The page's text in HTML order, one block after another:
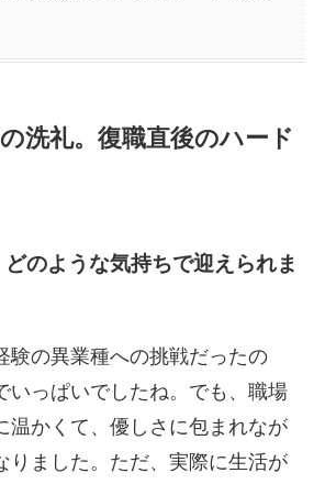
洗礼。復職直後のハード
のような気持ちで迎えられま
験の異業種への挑戦だったの
いっぱいでしたね。でも、職場
温かくて、優しさに包まれなが
りました。ただ、実際に生活が